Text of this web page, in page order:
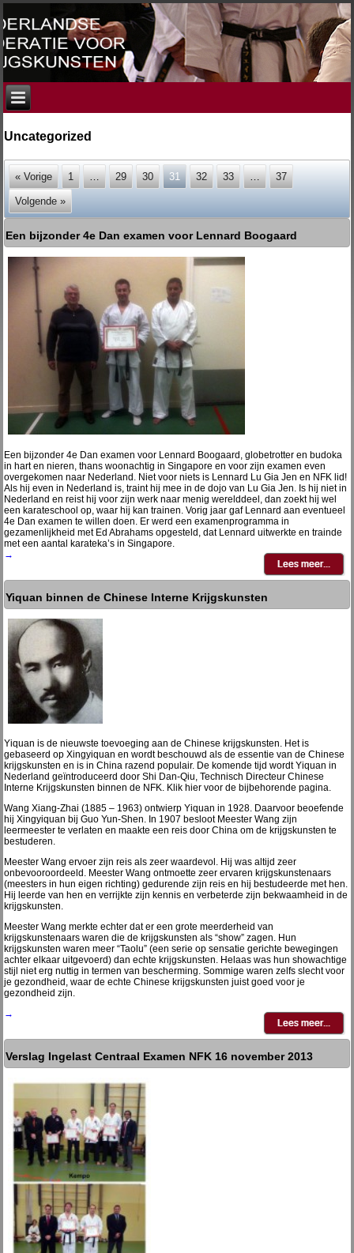
Uncategorized
« Vorige 1 … 29 30 31 32 33 … 37
Volgende »
Een bijzonder 4e Dan examen voor Lennard Boogaard
Een bijzonder 4e Dan examen voor Lennard Boogaard, globetrotter en budoka
in hart en nieren, thans woonachtig in Singapore en voor zijn examen even
overgekomen naar Nederland. Niet voor niets is Lennard Lu Gia Jen en NFK lid!
Als hij even in Nederland is, traint hij mee in de dojo van Lu Gia Jen. Is hij niet in
Nederland en reist hij voor zijn werk naar menig werelddeel, dan zoekt hij wel
een karateschool op, waar hij kan trainen. Vorig jaar gaf Lennard aan eventueel
4e Dan examen te willen doen. Er werd een examenprogramma in
gezamenlijkheid met Ed Abrahams opgesteld, dat Lennard uitwerkte en trainde
met een aantal karateka’s in Singapore.
→
Yiquan binnen de Chinese Interne Krijgskunsten
Yiquan is de nieuwste toevoeging aan de Chinese krijgskunsten. Het is
gebaseerd op Xingyiquan en wordt beschouwd als de essentie van de Chinese
krijgskunsten en is in China razend populair. De komende tijd wordt Yiquan in
Nederland geïntroduceerd door Shi Dan-Qiu, Technisch Directeur Chinese
Interne Krijgskunsten binnen de NFK. Klik hier voor de bijbehorende pagina.
Wang Xiang-Zhai (1885 – 1963) ontwierp Yiquan in 1928. Daarvoor beoefende
hij Xingyiquan bij Guo Yun-Shen. In 1907 besloot Meester Wang zijn
leermeester te verlaten en maakte een reis door China om de krijgskunsten te
bestuderen.
Meester Wang ervoer zijn reis als zeer waardevol. Hij was altijd zeer
onbevooroordeeld. Meester Wang ontmoette zeer ervaren krijgskunstenaars
(meesters in hun eigen richting) gedurende zijn reis en hij bestudeerde met hen.
Hij leerde van hen en verrijkte zijn kennis en verbeterde zijn bekwaamheid in de
krijgskunsten.
Meester Wang merkte echter dat er een grote meerderheid van
krijgskunstenaars waren die de krijgskunsten als “show” zagen. Hun
krijgskunsten waren meer “Taolu” (een serie op sensatie gerichte bewegingen
achter elkaar uitgevoerd) dan echte krijgskunsten. Helaas was hun showachtige
stijl niet erg nuttig in termen van bescherming. Sommige waren zelfs slecht voor
je gezondheid, waar de echte Chinese krijgskunsten juist goed voor je
gezondheid zijn.
→
Verslag Ingelast Centraal Examen NFK 16 november 2013